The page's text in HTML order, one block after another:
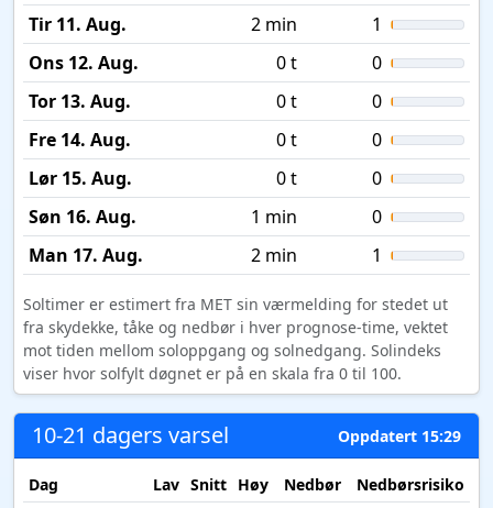
Tir 11. Aug.
2 min
1
Ons 12. Aug.
0 t
0
Tor 13. Aug.
0 t
0
Fre 14. Aug.
0 t
0
Lør 15. Aug.
0 t
0
Søn 16. Aug.
1 min
0
Man 17. Aug.
2 min 1
Soltimer er estimert fra MET sin værmelding for stedet ut
fra skydekke, tåke og nedbør i hver prognose-time, vektet
mot tiden mellom soloppgang og solnedgang. Solindeks
viser hvor solfylt døgnet er på en skala fra 0 til 100.
10-21 dagers varsel Oppdatert 15:29
Dag Lav Snitt Høy Nedbør Nedbørsrisiko